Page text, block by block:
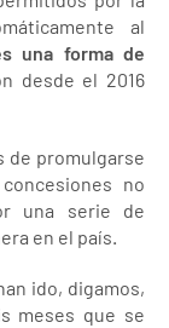
al
una forma de
desde el 2016
de promulgarse
no
una serie de
en el país.
ido, digamos,
meses que se